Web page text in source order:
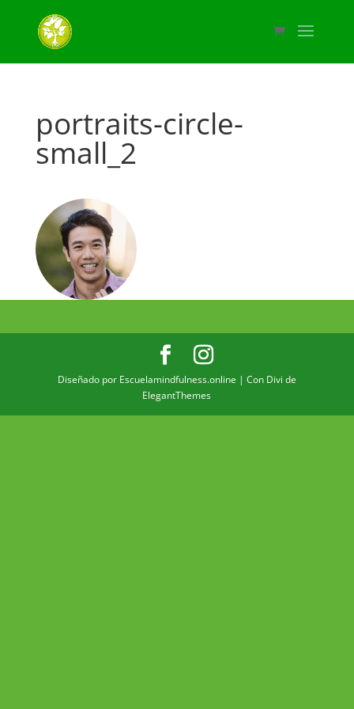
portraits-circle-
small_2
Diseñado por Escuelamindfulness.online | Con Divi de
ElegantThemes